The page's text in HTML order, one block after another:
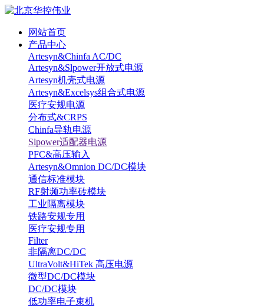
网站首页
产品中心
Artesyn&Chinfa AC/DC
Artesyn&Slpower开放式电源
Artesyn机壳式电源
Artesyn&Excelsys组合式电源
医疗安规电源
分布式&CRPS
Chinfa导轨电源
Slpower适配器电源
PFC&高压输入
Artesyn&Omnion DC/DC模块
通信标准模块
RF射频功率砖模块
工业隔离模块
铁路安规专用
医疗安规专用
Filter
非隔离DC/DC
UltraVolt&HiTek 高压电源
微型DC/DC模块
DC/DC模块
低功率电子束机